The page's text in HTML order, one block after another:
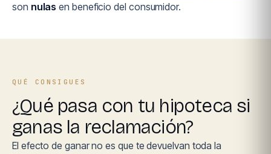
son nulas en beneficio del consumidor.
QUÉ CONSIGUES
¿Qué pasa con tu hipoteca si
ganas la reclamación?
El efecto de ganar no es que te devuelvan toda la